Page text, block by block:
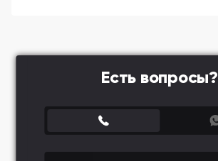
Есть вопросы?